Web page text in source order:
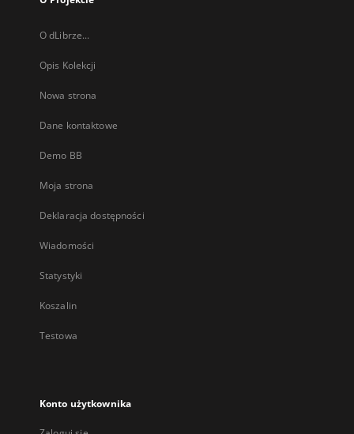
O dLibrze...
Opis Kolekcji
Nowa strona
Dane kontaktowe
Demo BB
Moja strona
Deklaracja dostępności
Wiadomości
Statystyki
Koszalin
Testowa
Konto użytkownika